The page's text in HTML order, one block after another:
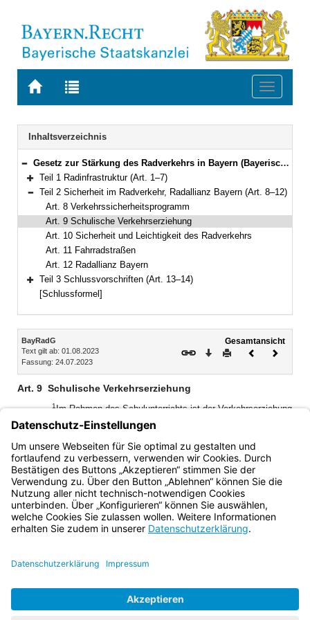
Zur
BAYERN.RECHT
Zur
letzten
Suche
Toggle
Navigation
Inhaltsverzeichnis
Bereich reduzieren
Gesetz zur Stärkung des Radverkehrs in Bayern (Bayerisches Radgesetz – BayRadG) Vom 24. Juli 2023 (GVBl. S. 371) BayRS 97-1-B (Art. 1–14)
Bereich erweitern
Teil 1 Radinfrastruktur (Art. 1–7)
Bereich reduzieren
Teil 2 Sicherheit im Radverkehr, Radallianz Bayern (Art. 8–12)
Art. 8 Verkehrssicherheitsprogramm
Art. 9 Schulische Verkehrserziehung
Art. 10 Sicherheit und Leichtigkeit des Radverkehrs
Art. 11 Fahrradstraßen
Art. 12 Radallianz Bayern
Bereich erweitern
Teil 3 Schlussvorschriften (Art. 13–14)
[Schlussformel]
Inhalt
BayRadG
Text gilt ab: 01.08.2023
Fassung: 24.07.2023
Gesamtansicht
Download
DruckenVorheriges
Art. 9 Schulische Verkehrserziehung
1Im Rahmen des Schulunterrichts ist der Verkehrserziehung
besondere Aufmerksamkeit zu widmen.
üben das Fahrradfahren entsprechend der amtlichen
Vorgaben und führen in Zusammenarbeit mit der Polizei
eine theoretische und praktische Radfahrausbildung durch.
Bayern.de
BayernPortal
Impressum